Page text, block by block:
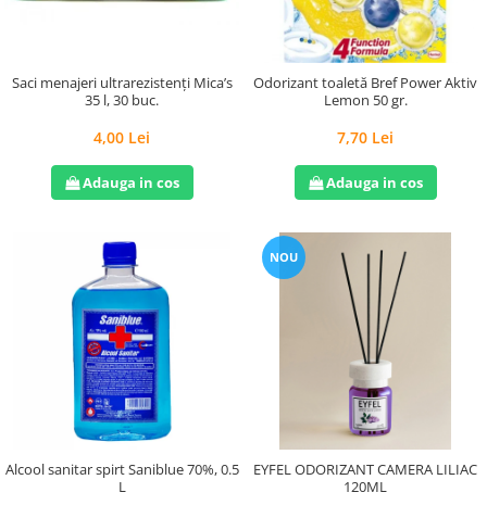
Saci menajeri ultrarezistenți Mica’s
35 l, 30 buc.
4,00 Lei
Adauga in cos
Odorizant toaletă Bref Power Aktiv
Lemon 50 gr.
7,70 Lei
Adauga in cos
Alcool sanitar spirt Saniblue 70%, 0.5
L
NOU
EYFEL ODORIZANT CAMERA LILIAC
120ML